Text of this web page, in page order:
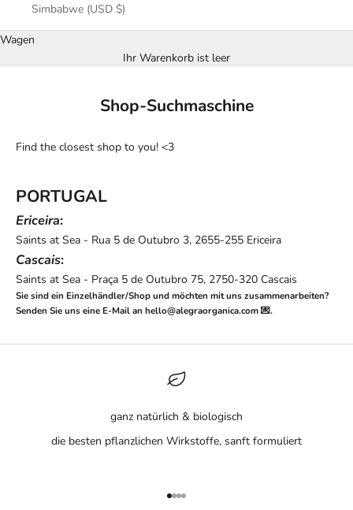
Simbabwe (USD $)
Wagen
Ihr Warenkorb ist leer
Shop-Suchmaschine
Find the closest shop to you! <3
PORTUGAL
Ericeira:
Saints at Sea - Rua 5 de Outubro 3, 2655-255 Ericeira
Cascais:
Saints at Sea - Praça 5 de Outubro 75, 2750-320 Cascais
Sie sind ein Einzelhändler/Shop und möchten mit uns zusammenarbeiten?
Senden Sie uns eine E-Mail an hello@alegraorganica.com 💌.
ganz natürlich & biologisch
die besten pflanzlichen Wirkstoffe, sanft formuliert
Weiter zu Punkt 1
Weiter zu Punkt 2
Weiter zu Punkt 3
Weiter zu Punkt 4